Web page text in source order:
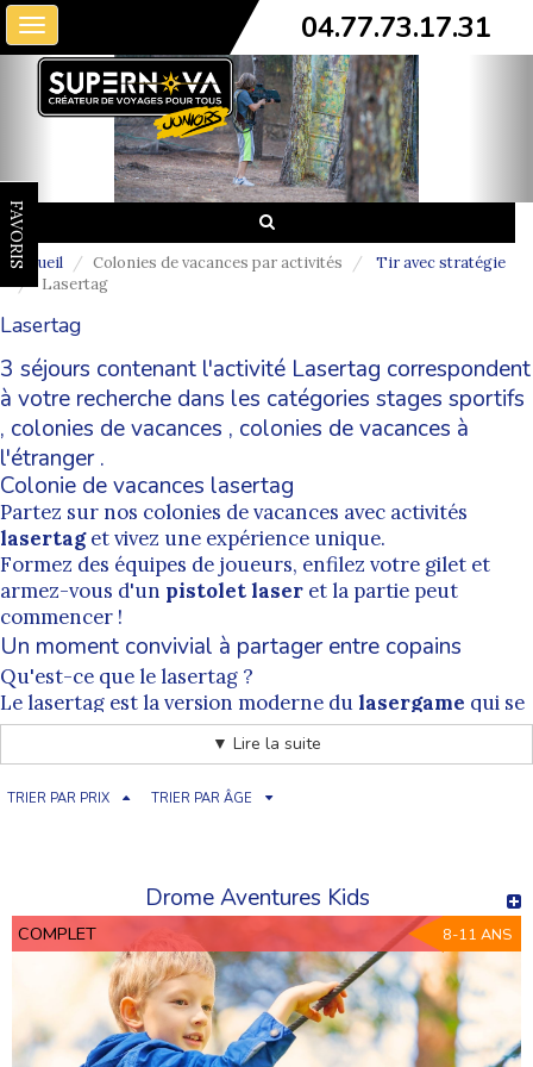
Toggle
navigation
04.77.73.17.31
FAVORIS
Accueil Colonies de vacances par activités
Tir avec stratégie
Lasertag
Lasertag
3 séjours contenant l'activité Lasertag correspondent
à votre recherche dans les catégories stages sportifs
, colonies de vacances , colonies de vacances à
l'étranger.
Colonie de vacances lasertag
Partez sur nos colonies de vacances avec activités
lasertaget vivez une expérience unique.
Formez des équipes de joueurs, enfilez votre gilet et
armez-vous d'un pistolet laser et la partie peut
commencer !
Un moment convivial à partager entre copains
Qu'est-ce que le lasertag ?
Le lasertag est la version moderne dulasergame qui se
joue habituellement dans un bâtiment. Il s'agit d'un jeu
en extérieur, il peut se pratiquer
jeux.
pistolet de vos adversaires.
Cette activité peut se pratiquer n'importe ou. Dans un
jardin, en fôret... Il est possible de jouer dès le plus jeune
âge grâce à des scénarios adaptés à tous les profils.
Le laser tag a de nombreux avantages par rapport au
paintball ,airsoftet tout autre activité nécessitant des
projectiles. Fini les impacts de billes et la peinture, place
▼ Lire la suite
TRIER PAR PRIX TRIER PAR ÂGE
Drome Aventures Kids
COMPLET 8-11 ANS